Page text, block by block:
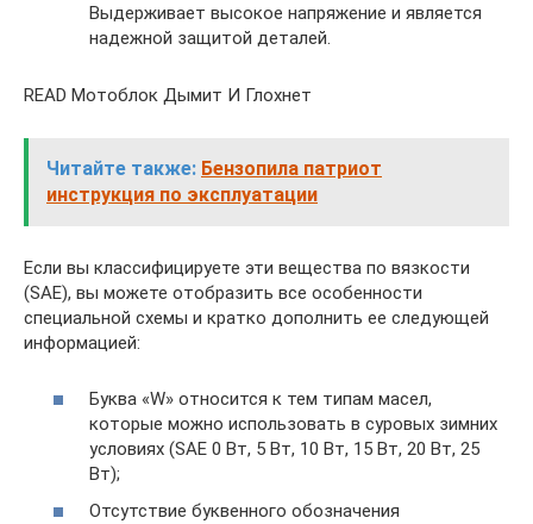
Выдерживает высокое напряжение и является
надежной защитой деталей.
READ Мотоблок Дымит И Глохнет
Читайте также: Бензопила патриот
инструкция по эксплуатации
Если вы классифицируете эти вещества по вязкости
(SAE), вы можете отобразить все особенности
специальной схемы и кратко дополнить ее следующей
информацией:
Буква «W» относится к тем типам масел,
которые можно использовать в суровых зимних
условиях (SAE 0 Вт, 5 Вт, 10 Вт, 15 Вт, 20 Вт, 25
Вт);
Отсутствие буквенного обозначения